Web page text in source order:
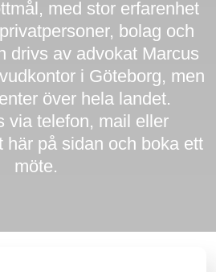
KONTAKT
med stor erfarenhet
bolag och
drivs av advokat Marcus
i Göteborg, men
över hela landet.
via telefon, mail eller
här på sidan och boka ett
möte.